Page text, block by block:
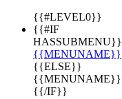
{{#LEVEL0}}
{{#IF
HASSUBMENU}}
{{MENUNAME}}
{{ELSE}}
{{MENUNAME}}
{{/IF}}